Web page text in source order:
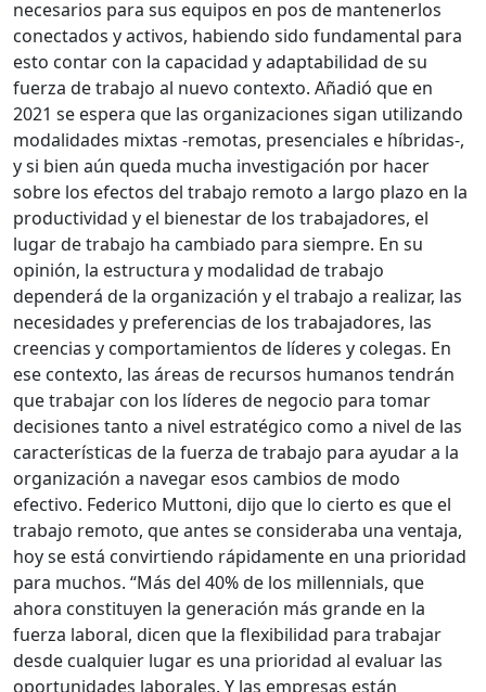
necesarios para sus equipos en pos de mantenerlos
conectados y activos, habiendo sido fundamental para
esto contar con la capacidad y adaptabilidad de su
fuerza de trabajo al nuevo contexto. Añadió que en
2021 se espera que las organizaciones sigan utilizando
modalidades mixtas -remotas, presenciales e híbridas-,
y si bien aún queda mucha investigación por hacer
sobre los efectos del trabajo remoto a largo plazo en la
productividad y el bienestar de los trabajadores, el
lugar de trabajo ha cambiado para siempre. En su
opinión, la estructura y modalidad de trabajo
dependerá de la organización y el trabajo a realizar, las
necesidades y preferencias de los trabajadores, las
creencias y comportamientos de líderes y colegas. En
ese contexto, las áreas de recursos humanos tendrán
que trabajar con los líderes de negocio para tomar
decisiones tanto a nivel estratégico como a nivel de las
características de la fuerza de trabajo para ayudar a la
organización a navegar esos cambios de modo
efectivo. Federico Muttoni, dijo que lo cierto es que el
trabajo remoto, que antes se consideraba una ventaja,
hoy se está convirtiendo rápidamente en una prioridad
para muchos. “Más del 40% de los millennials, que
ahora constituyen la generación más grande en la
fuerza laboral, dicen que la flexibilidad para trabajar
desde cualquier lugar es una prioridad al evaluar las
oportunidades laborales. Y las empresas están